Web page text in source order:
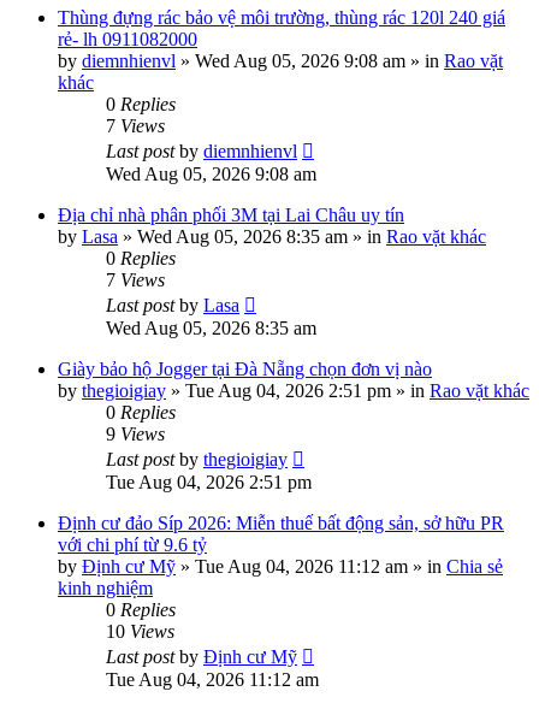
Thùng đựng rác bảo vệ môi trường, thùng rác 120l 240 giá
rẻ- lh 0911082000
by diemnhienvl » Wed Aug 05, 2026 9:08 am » in Rao vặt
khác
0 Replies
7 Views
Last postby diemnhienvl
Wed Aug 05, 2026 9:08 am
Địa chỉ nhà phân phối 3M tại Lai Châu uy tín
by Lasa » Wed Aug 05, 2026 8:35 am » in Rao vặt khác
0 Replies
7 Views
Last postby Lasa
Wed Aug 05, 2026 8:35 am
Giày bảo hộ Jogger tại Đà Nẵng chọn đơn vị nào
by thegioigiay » Tue Aug 04, 2026 2:51 pm » in Rao vặt khác
0 Replies
9 Views
Last postby thegioigiay
Tue Aug 04, 2026 2:51 pm
Định cư đảo Síp 2026: Miễn thuế bất động sản, sở hữu PR
với chi phí từ 9.6 tỷ
by Định cư Mỹ » Tue Aug 04, 2026 11:12 am » in Chia sẻ
kinh nghiệm
0 Replies
10 Views
Last postby Định cư Mỹ
Tue Aug 04, 2026 11:12 am